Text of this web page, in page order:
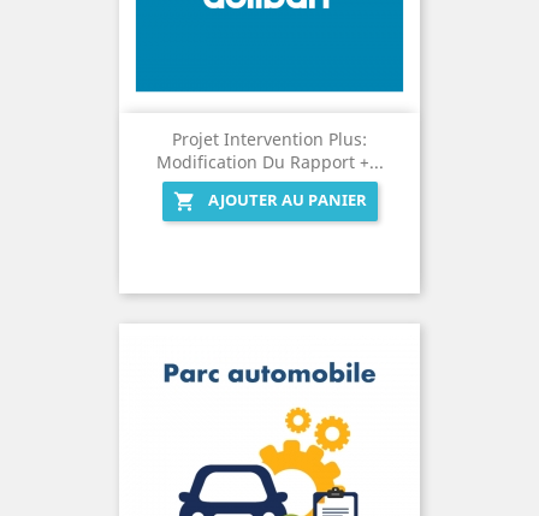
Projet Intervention Plus:
Modification Du Rapport +...

AJOUTER AU PANIER